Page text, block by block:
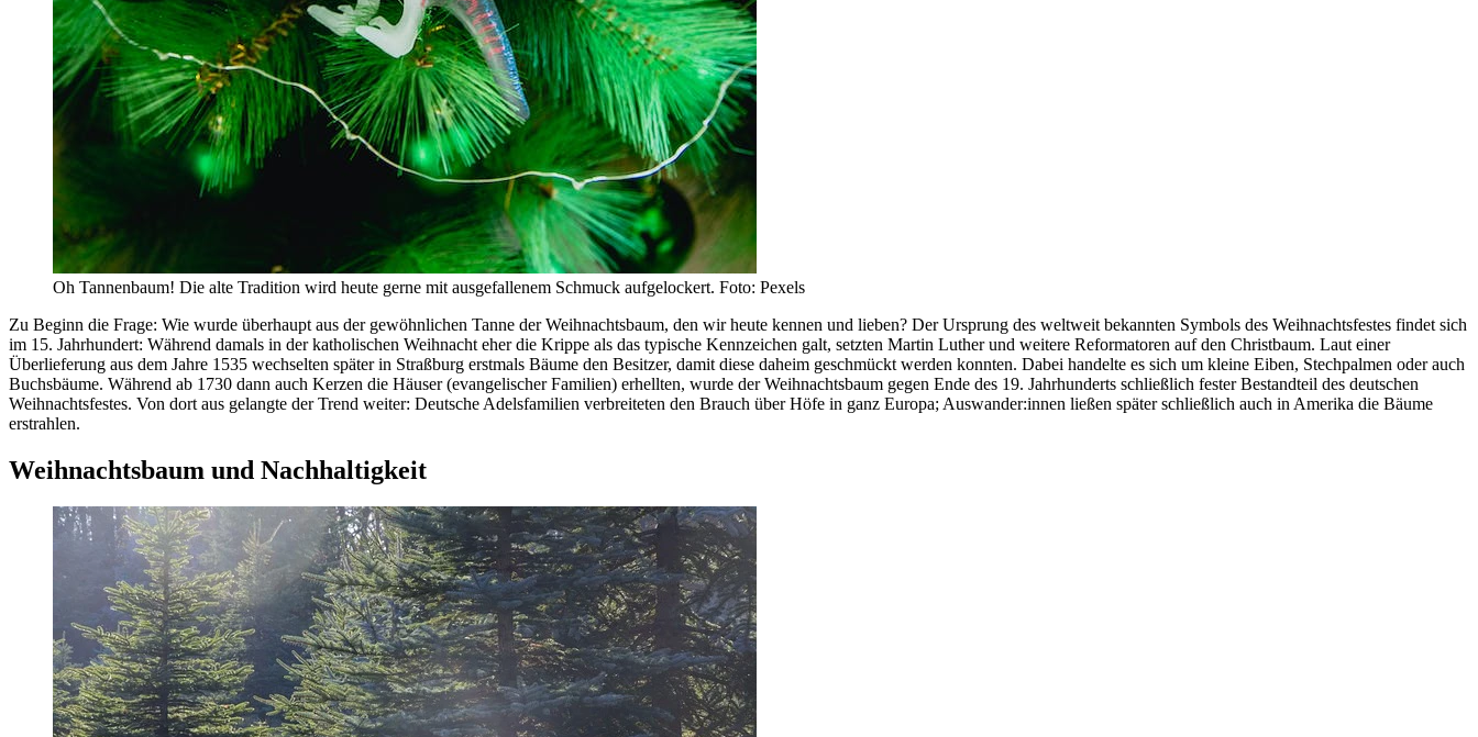
Oh Tannenbaum! Die alte Tradition wird heute gerne mit ausgefallenem Schmuck aufgelockert. Foto: Pexels
Zu Beginn die Frage: Wie wurde überhaupt aus der gewöhnlichen Tanne der Weihnachtsbaum, den wir heute kennen und lieben? Der Ursprung des weltweit bekannten Symbols des Weihnachtsfestes findet sich
im 15. Jahrhundert: Während damals in der katholischen Weihnacht eher die Krippe als das typische Kennzeichen galt, setzten Martin Luther und weitere Reformatoren auf den Christbaum. Laut einer
Überlieferung aus dem Jahre 1535 wechselten später in Straßburg erstmals Bäume den Besitzer, damit diese daheim geschmückt werden konnten. Dabei handelte es sich um kleine Eiben, Stechpalmen oder auch
Buchsbäume. Während ab 1730 dann auch Kerzen die Häuser (evangelischer Familien) erhellten, wurde der Weihnachtsbaum gegen Ende des 19. Jahrhunderts schließlich fester Bestandteil des deutschen
Weihnachtsfestes. Von dort aus gelangte der Trend weiter: Deutsche Adelsfamilien verbreiteten den Brauch über Höfe in ganz Europa; Auswander:innen ließen später schließlich auch in Amerika die Bäume
erstrahlen.
Weihnachtsbaum und Nachhaltigkeit